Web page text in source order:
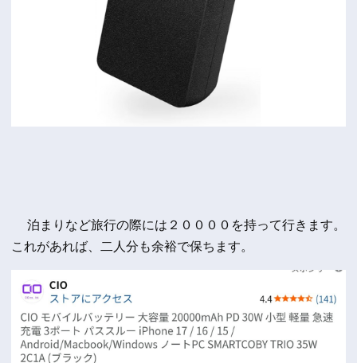
泊まりなど旅行の際には２００００を持って行きます。
これがあれば、二人分も余裕で保ちます。